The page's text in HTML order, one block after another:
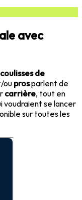
avec
coulisses de
prosparlent de
carrière, tout en
voudraient se lancer
sur toutes les